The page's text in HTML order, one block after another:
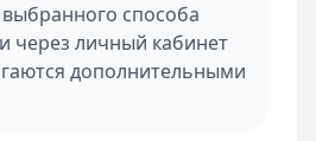
способа
через личный кабинет
дополнительными